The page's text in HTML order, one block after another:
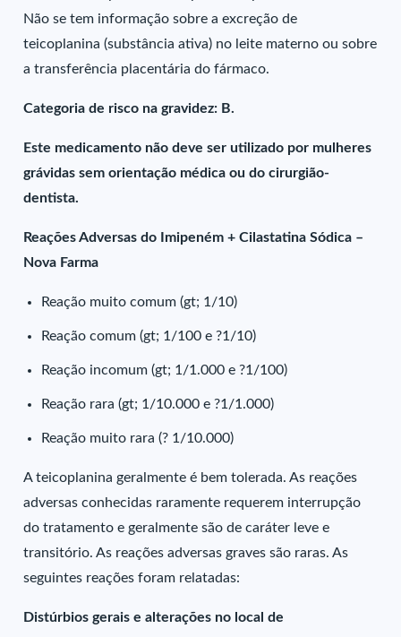
Não se tem informação sobre a excreção de
teicoplanina (substância ativa) no leite materno ou sobre
a transferência placentária do fármaco.
Categoria de risco na gravidez: B.
Este medicamento não deve ser utilizado por mulheres
grávidas sem orientação médica ou do cirurgião-
dentista.
Reações Adversas do Imipeném + Cilastatina Sódica –
Nova Farma
Reação muito comum (gt; 1/10)
Reação comum (gt; 1/100 e ?1/10)
Reação incomum (gt; 1/1.000 e ?1/100)
Reação rara (gt; 1/10.000 e ?1/1.000)
Reação muito rara (? 1/10.000)
A teicoplanina geralmente é bem tolerada. As reações
adversas conhecidas raramente requerem interrupção
do tratamento e geralmente são de caráter leve e
transitório. As reações adversas graves são raras. As
seguintes reações foram relatadas:
Distúrbios gerais e alterações no local de